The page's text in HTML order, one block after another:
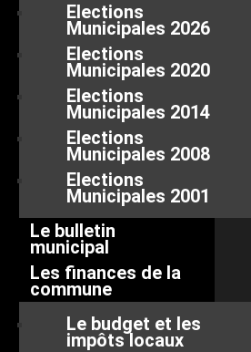
Elections
Municipales 2026
Elections
Municipales 2020
Elections
Municipales 2014
Elections
Municipales 2008
Elections
Municipales 2001
Le bulletin
municipal
Les finances de la
commune
Le budget et les
impôts locaux